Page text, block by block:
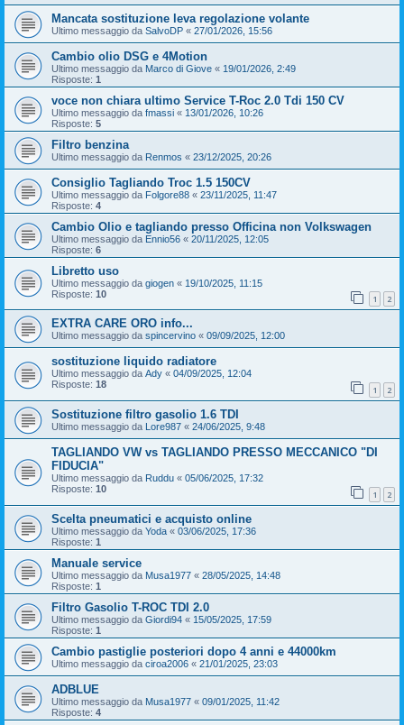
Mancata sostituzione leva regolazione volante
Ultimo messaggio da SalvoDP « 27/01/2026, 15:56
Cambio olio DSG e 4Motion
Ultimo messaggio da Marco di Giove « 19/01/2026, 2:49
Risposte: 1
voce non chiara ultimo Service T-Roc 2.0 Tdi 150 CV
Ultimo messaggio da fmassi « 13/01/2026, 10:26
Risposte: 5
Filtro benzina
Ultimo messaggio da Renmos « 23/12/2025, 20:26
Consiglio Tagliando Troc 1.5 150CV
Ultimo messaggio da Folgore88 « 23/11/2025, 11:47
Risposte: 4
Cambio Olio e tagliando presso Officina non Volkswagen
Ultimo messaggio da Ennio56 « 20/11/2025, 12:05
Risposte: 6
Libretto uso
Ultimo messaggio da giogen « 19/10/2025, 11:15
Risposte: 10 1 2
EXTRA CARE ORO info...
Ultimo messaggio da spincervino « 09/09/2025, 12:00
sostituzione liquido radiatore
Ultimo messaggio da Ady « 04/09/2025, 12:04
Risposte: 18 1 2
Sostituzione filtro gasolio 1.6 TDI
Ultimo messaggio da Lore987 « 24/06/2025, 9:48
TAGLIANDO VW vs TAGLIANDO PRESSO MECCANICO "DI
FIDUCIA"
Ultimo messaggio da Ruddu « 05/06/2025, 17:32
Risposte: 10 1 2
Scelta pneumatici e acquisto online
Ultimo messaggio da Yoda « 03/06/2025, 17:36
Risposte: 1
Manuale service
Ultimo messaggio da Musa1977 « 28/05/2025, 14:48
Risposte: 1
Filtro Gasolio T-ROC TDI 2.0
Ultimo messaggio da Giordi94 « 15/05/2025, 17:59
Risposte: 1
Cambio pastiglie posteriori dopo 4 anni e 44000km
Ultimo messaggio da ciroa2006 « 21/01/2025, 23:03
ADBLUE
Ultimo messaggio da Musa1977 « 09/01/2025, 11:42
Risposte: 4